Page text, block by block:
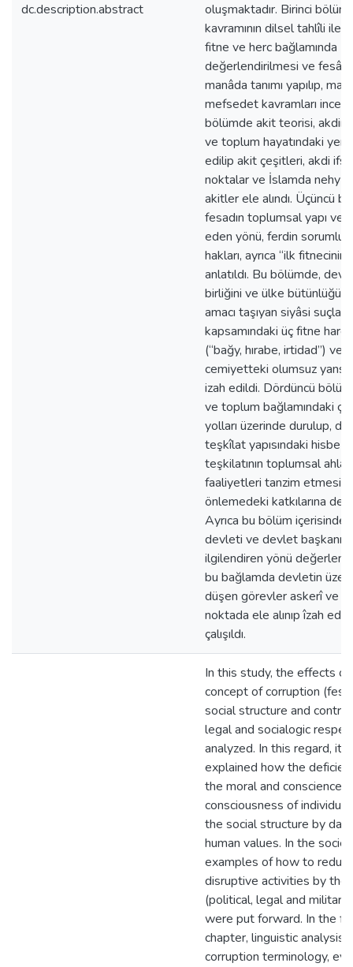
dc.description.abstract
oluşmaktadır. Birinci
kavramının dilsel tahlîli ile
fitne ve herc bağlamında
değerlendirilmesi ve
manâda tanımı yapılıp,
mefsedet kavramları
bölümde akit teorisi, akdin
ve toplum hayatındaki yeri
edilip akit çeşitleri, akdi
noktalar ve İslamda nehy
akitler ele alındı. Üçüncü
fesadın toplumsal yapı ve
eden yönü, ferdin
hakları, ayrıca “ilk fitnecinin
anlatıldı. Bu bölümde,
birliğini ve ülke
amacı taşıyan siyâsi suçlar
kapsamındaki üç fitne
(“bağy, hırabe, irtidad”) ve
cemiyetteki olumsuz
izah edildi. Dördüncü
ve toplum bağlamındaki
yolları üzerinde durulup,
teşkîlat yapısındaki hisbe
teşkilatının toplumsal
faaliyetleri tanzim etmesi
önlemedeki katkılarına
Ayrıca bu bölüm içerisinde
devleti ve devlet başkanını
ilgilendiren yönü
bu bağlamda devletin
düşen görevler askerî ve
noktada ele alınıp îzah
çalışıldı.
In this study, the effects
concept of corruption
social structure and
legal and socialogic
analyzed. In this regard, it
explained how the
the moral and conscience
consciousness of
the social structure by
human values. In the
examples of how to
disruptive activities by the
(political, legal and military
were put forward. In the
chapter, linguistic analysis
corruption terminology,